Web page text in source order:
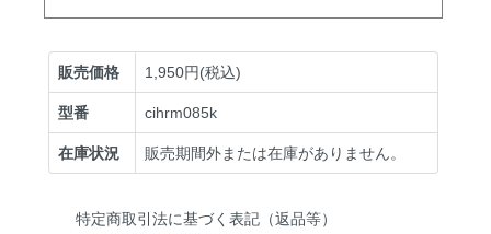
販売価格 1,950円(税込)
型番 cihrm085k
在庫状況 販売期間外または在庫がありません。
特定商取引法に基づく表記（返品等）